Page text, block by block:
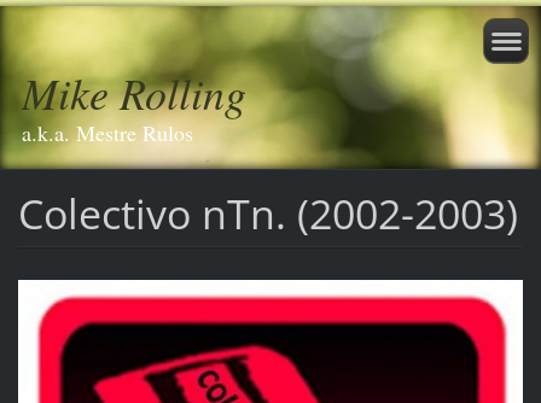
Mike Rolling
a.k.a. Mestre Rulos
Colectivo nTn. (2002-2003)